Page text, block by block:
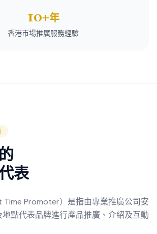
10+年
香港市場推廣服務經驗
表
Time Promoter）是指由專業推廣公司安
點代表品牌進行產品推廣、介紹及互動